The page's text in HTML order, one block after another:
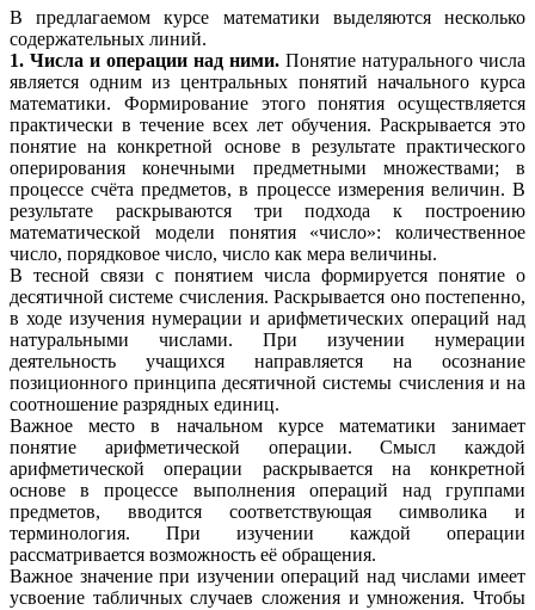
В предлагаемом курсе математики выделяются несколько
содержательных линий.
1. Числа и операции над ними. Понятие натурального числа
является одним из центральных понятий начального курса
математики. Формирование этого понятия осуществляется
практически в течение всех лет обучения. Раскрывается это
понятие на конкретной основе в результате практического
оперирования конечными предметными множествами; в
процессе счёта предметов, в процессе измерения величин. В
результате раскрываются три подхода к построению
математической модели понятия «число»: количественное
число, порядковое число, число как мера величины.
В тесной связи с понятием числа формируется понятие о
десятичной системе счисления. Раскрывается оно постепенно,
в ходе изучения нумерации и арифметических операций над
натуральными числами. При изучении нумерации
деятельность учащихся направляется на осознание
позиционного принципа десятичной системы счисления и на
соотношение разрядных единиц.
Важное место в начальном курсе математики занимает
понятие арифметической операции. Смысл каждой
арифметической операции раскрывается на конкретной
основе в процессе выполнения операций над группами
предметов, вводится соответствующая символика и
терминология. При изучении каждой операции
рассматривается возможность её обращения.
Важное значение при изучении операций над числами имеет
усвоение табличных случаев сложения и умножения. Чтобы